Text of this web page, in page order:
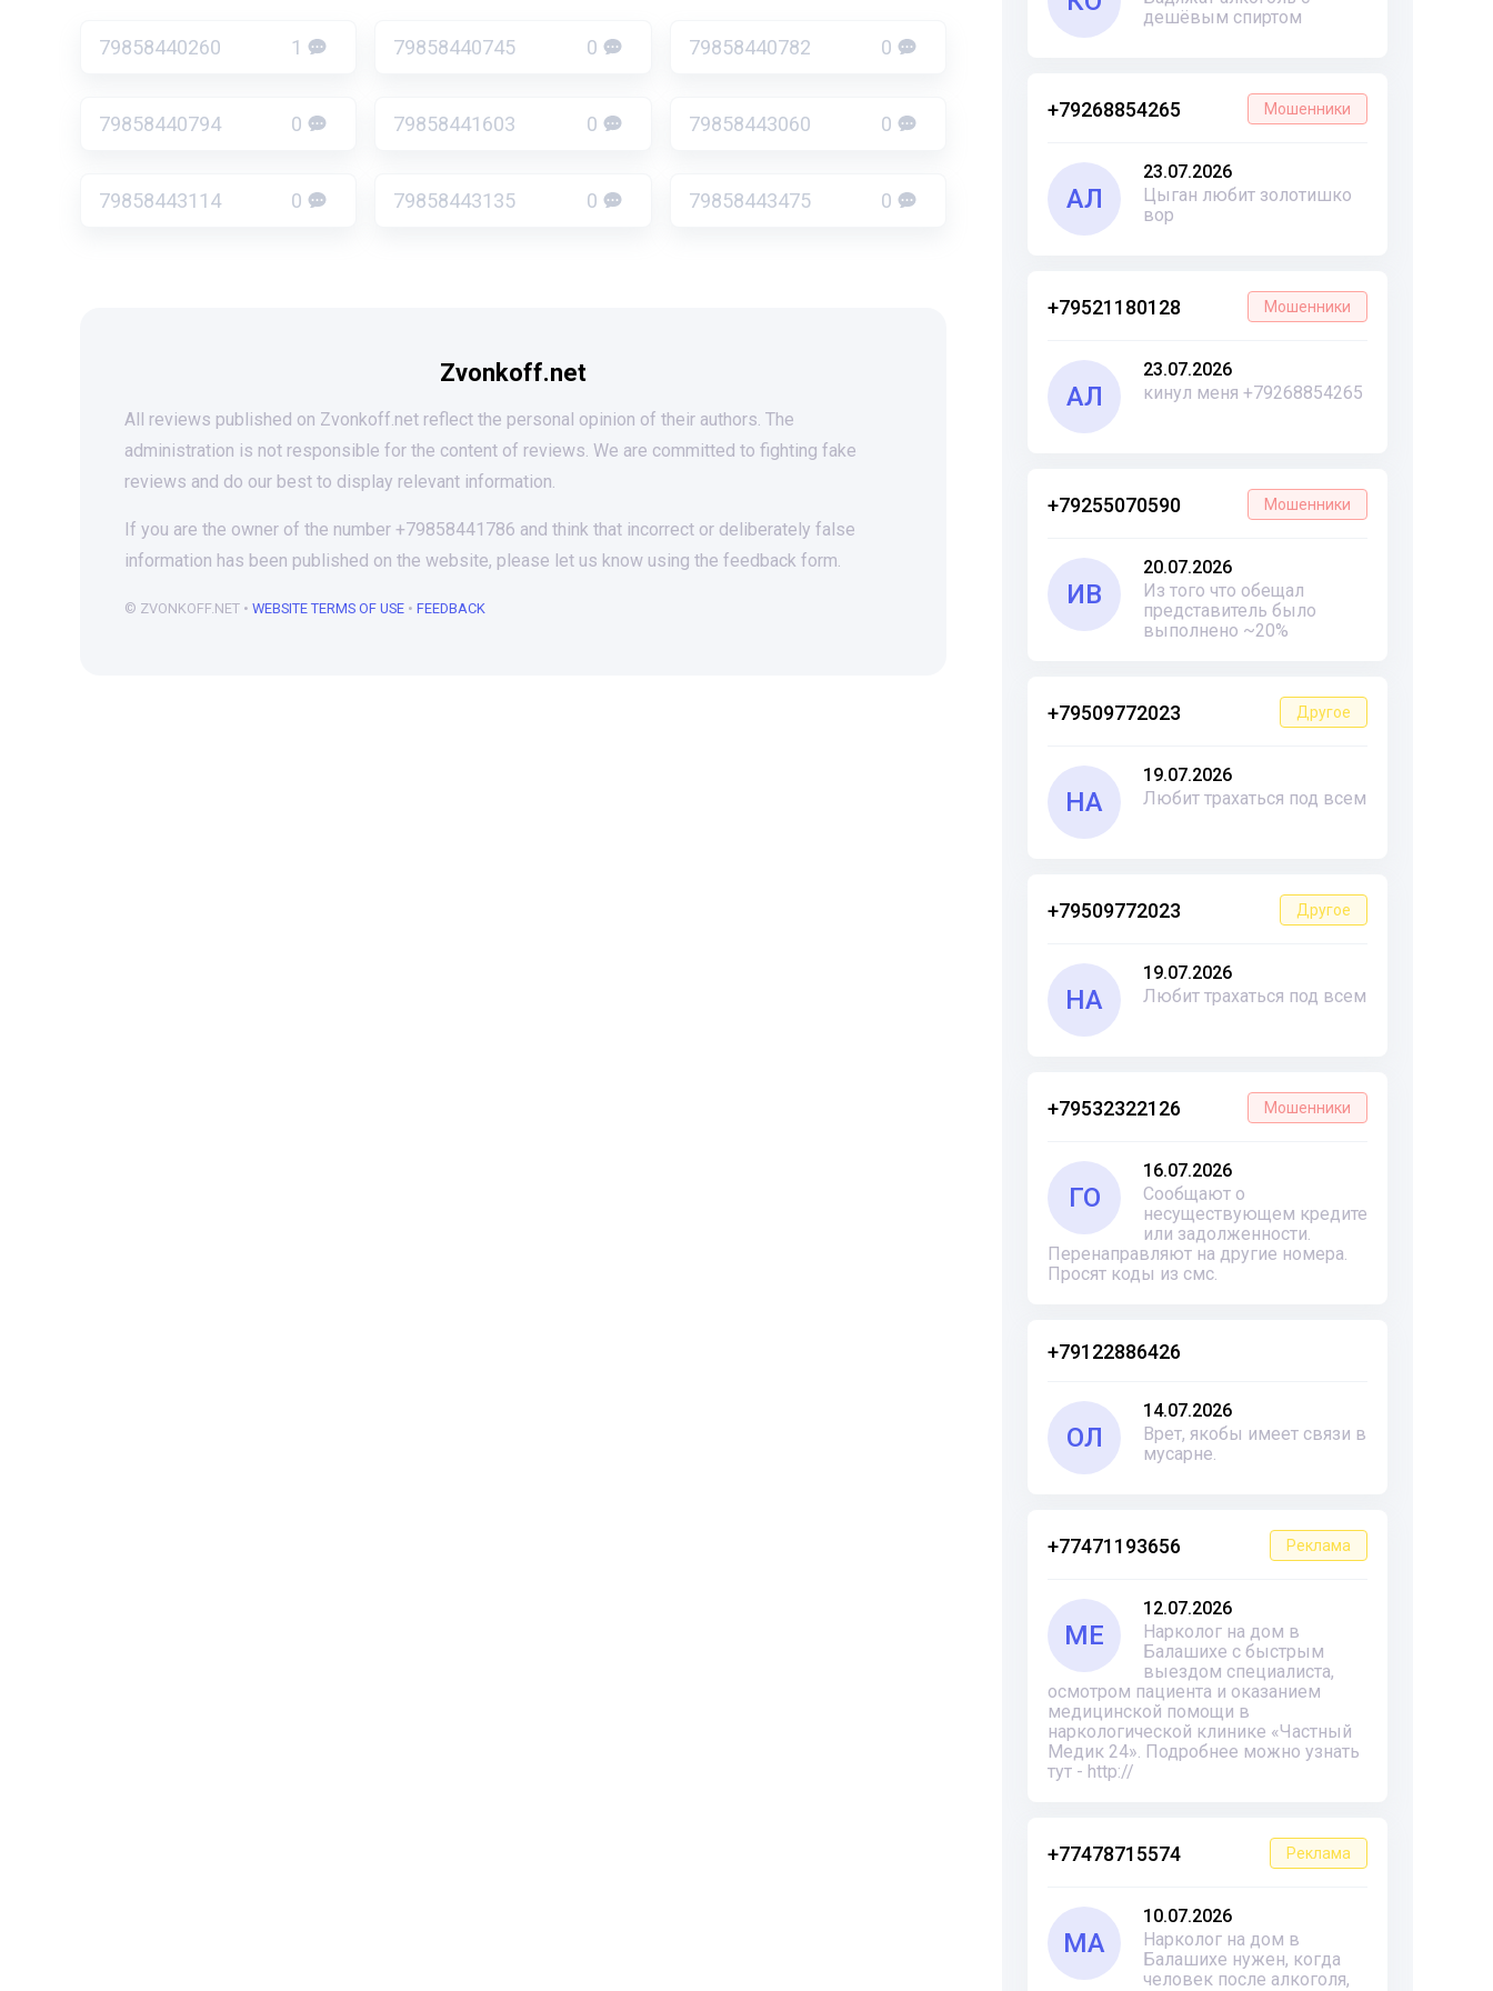
дешёвым спиртом
+79268854265 Мошенники
АЛ
23.07.2026
Цыган любит золотишко
вор
+79521180128 Мошенники
АЛ
23.07.2026
кинул меня +79268854265
+79255070590 Мошенники
ИВ
20.07.2026
Из того что обещал
представитель было
выполнено ~20%
+79509772023 Другое
НА
19.07.2026
Любит трахаться под всем
+79509772023 Другое
НА
19.07.2026
Любит трахаться под всем
+79532322126 Мошенники
ГО
16.07.2026
Сообщают о
несуществующем кредите
или задолженности.
Перенаправляют на другие номера.
Просят коды из смс.
+79122886426
ОЛ
14.07.2026
Врет, якобы имеет связи в
мусарне.
+77471193656 Реклама
ME
12.07.2026
Нарколог на дом в
Балашихе с быстрым
выездом специалиста,
осмотром пациента и оказанием
медицинской помощи в
наркологической клинике «Частный
Медик 24». Подробнее можно узнать
тут - http://
+77478715574 Реклама
MA
10.07.2026
Нарколог на дом в
Балашихе нужен, когда
человек после алкоголя,
79858440260 1 79858440745 0 79858440782 0
79858440794 0 79858441603 0 79858443060 0
79858443114 0 79858443135 0 79858443475 0
Zvonkoff.net
All reviews published on Zvonkoff.net reflect the personal opinion of their authors. The
administration is not responsible for the content of reviews. We are committed to fighting fake
reviews and do our best to display relevant information.
If you are the owner of the number +79858441786 and think that incorrect or deliberately false
information has been published on the website, please let us know using the feedback form.
© ZVONKOFF.NET • WEBSITE TERMS OF USE • FEEDBACK